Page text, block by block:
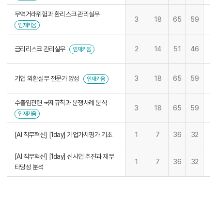
무역거래위험과 환리스크 관리실무
인재키움
3 18 65 59
금리리스크 관리실무 인재키움 2 14 51 46
기업 외환실무 전문가 양성 인재키움 3 18 65 59
수출입관련 국제규칙과 분쟁사례 분석
인재키움
3 18 65 59
[AI 직무혁신] [1day] 기업가치평가 기초 1 7 36 32
[AI 직무혁신] [1day] 신사업 추진과 재무
타당성 분석
1 7 36 32